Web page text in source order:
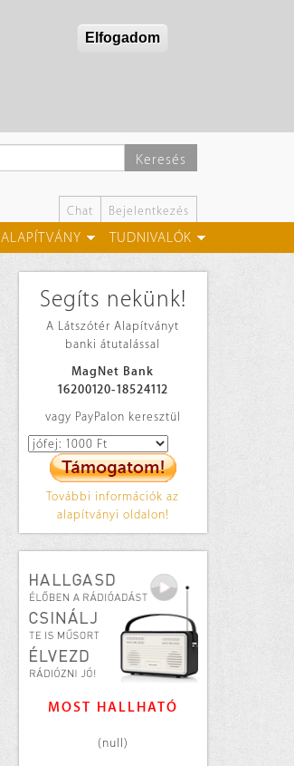
Elfogadom
Keresés
Chat Bejelentkezés
ALAPÍTVÁNY TUDNIVALÓK
Segíts nekünk!
A Látszótér Alapítványt
banki átutalással
MagNet Bank
16200120-18524112
vagy PayPalon keresztül
További információk az
alapítványi oldalon!
MOST HALLHATÓ
(null)